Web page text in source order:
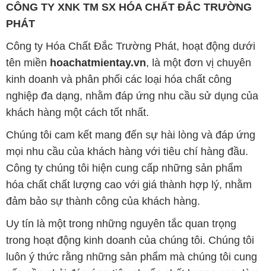
kinh doanh và phân phối các loại hóa chất công
nghiệp đa dạng, nhằm đáp ứng nhu cầu sử dụng của
khách hàng một cách tốt nhất.
Chúng tôi cam kết mang đến sự hài lòng và đáp ứng
mọi nhu cầu của khách hàng với tiêu chí hàng đầu.
Công ty chúng tôi hiện cung cấp những sản phẩm
hóa chất chất lượng cao với giá thành hợp lý, nhằm
đảm bảo sự thành công của khách hàng.
Uy tín là một trong những nguyên tắc quan trọng
trong hoạt động kinh doanh của chúng tôi. Chúng tôi
luôn ý thức rằng những sản phẩm mà chúng tôi cung
cấp cần phải đáp ứng tiêu chuẩn chất lượng cao, làm
hài lòng đối tác. Đồng thời, chúng tôi cố gắng duy trì
mức giá hợp lý, nhằm tạo điều kiện cho sự phát triển
và sự tồn tại bền vững trên con đường dài phía
trước.